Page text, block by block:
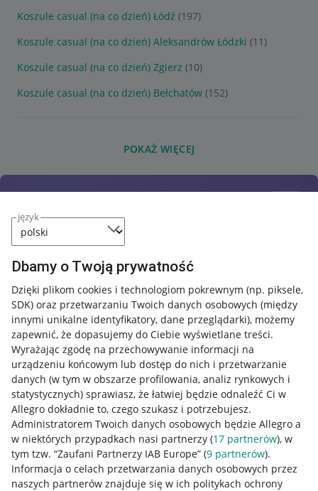
język
Dbamy o Twoją prywatność
Dzięki plikom cookies i technologiom pokrewnym (np. piksele,
SDK) oraz przetwarzaniu Twoich danych osobowych (między
innymi unikalne identyfikatory, dane przeglądarki), możemy
zapewnić, że dopasujemy do Ciebie wyświetlane treści.
Wyrażając zgodę na przechowywanie informacji na
urządzeniu końcowym lub dostęp do nich i przetwarzanie
danych (w tym w obszarze profilowania, analiz rynkowych i
statystycznych) sprawiasz, że łatwiej będzie odnaleźć Ci w
Allegro dokładnie to, czego szukasz i potrzebujesz.
Administratorem Twoich danych osobowych będzie Allegro a
w niektórych przypadkach nasi partnerzy (17 partnerów), w
tym tzw. “Zaufani Partnerzy IAB Europe” (9 partnerów).
Informacja o celach przetwarzania danych osobowych przez
naszych partnerów znajduje się w ich politykach ochrony
Koszule casual (na co dzień) Łódź (197)
Koszule casual (na co dzień) Aleksandrów Łódzki (11)
Koszule casual (na co dzień) Zgierz (10)
Koszule casual (na co dzień) Bełchatów (152)
POKAŻ WIĘCEJ
Przydatne informacje